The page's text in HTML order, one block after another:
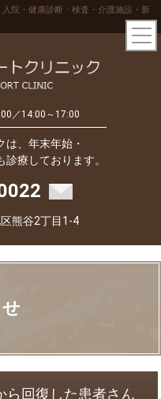
院・健康診断・検査・介護施設・新
／14:00～17:00
は、年末年始・
療しております。
熊谷2丁目1-4
ら回復した患者さん